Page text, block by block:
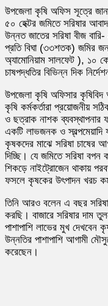
উপজেলা কৃষি অফিস সূত্রে
৫০ হেক্টর জমিতে সরিষার
উন্নত জাতের সরিষা বীজ
প্রতি বিঘা (৩৩শতক) জমির
অ্যামোনিয়াম সালফেট ), ১০
চাষপদ্ধতির বিভিন্ন দিক
উপজেলা কৃষি অফিসার কৃষিবিদ
কৃষি কর্মকর্তারা প্রয়োজনীয়
ও ছত্রাক নাশক
একটি লাভজনক ও
কৃষকদের মাঝে সরিষা চাষের
দিচ্ছি। যে জমিতে সরিষা
শিকড়ে নাইট্রোজেন থাকায়
ফসলে কৃষকের উৎপাদন খরচ
তিনি আরও বলেন এ বছর
করছি। বাজারে সরিষার দাম
পাশাপাশি লাভের মুখ
উন্নতির পাশাপাশি আগামী
করেছেন।